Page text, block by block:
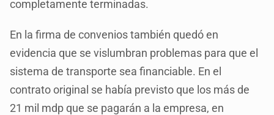
completamente terminadas.
En la firma de convenios también quedó en
evidencia que se vislumbran problemas para que el
sistema de transporte sea financiable. En el
contrato original se había previsto que los más de
21 mil mdp que se pagarán a la empresa, en